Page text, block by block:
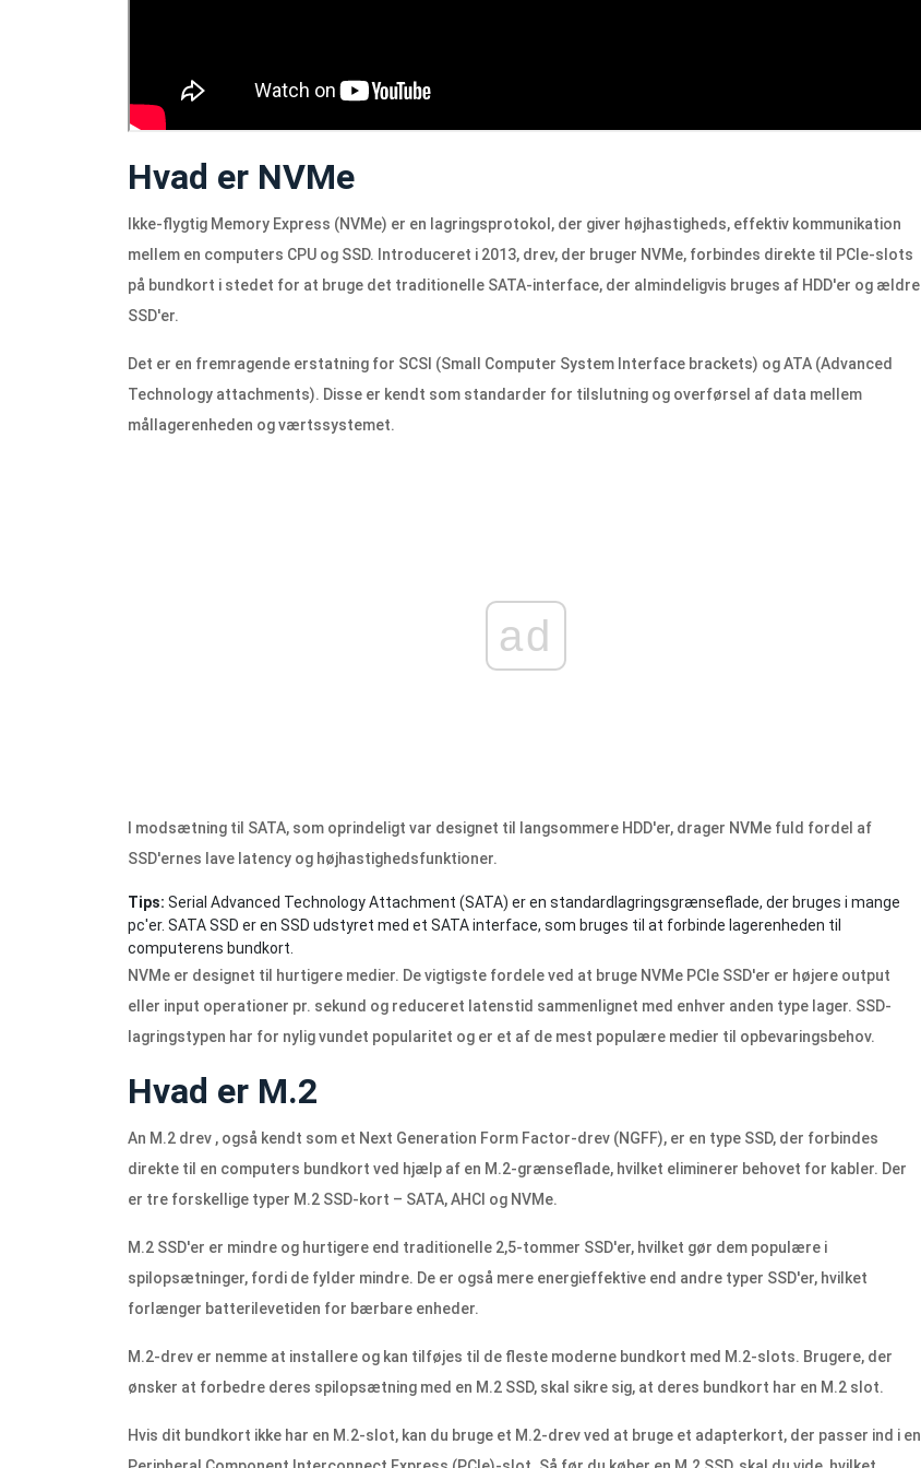
Hvad er NVMe
Ikke-flygtig Memory Express (NVMe) er en lagringsprotokol, der giver højhastigheds, effektiv kommunikation
mellem en computers CPU og SSD. Introduceret i 2013, drev, der bruger NVMe, forbindes direkte til PCIe-slots
på bundkort i stedet for at bruge det traditionelle SATA-interface, der almindeligvis bruges af HDD'er og ældre
SSD'er.
Det er en fremragende erstatning for SCSI (Small Computer System Interface brackets) og ATA (Advanced
Technology attachments). Disse er kendt som standarder for tilslutning og overførsel af data mellem
mållagerenheden og værtssystemet.
ad
I modsætning til SATA, som oprindeligt var designet til langsommere HDD'er, drager NVMe fuld fordel af
SSD'ernes lave latency og højhastighedsfunktioner.
Tips: Serial Advanced Technology Attachment (SATA) er en standardlagringsgrænseflade, der bruges i mange
pc'er. SATA SSD er en SSD udstyret med et SATA interface, som bruges til at forbinde lagerenheden til
computerens bundkort.
NVMe er designet til hurtigere medier. De vigtigste fordele ved at bruge NVMe PCIe SSD'er er højere output
eller input operationer pr. sekund og reduceret latenstid sammenlignet med enhver anden type lager. SSD-
lagringstypen har for nylig vundet popularitet og er et af de mest populære medier til opbevaringsbehov.
Hvad er M.2
An M.2 drev , også kendt som et Next Generation Form Factor-drev (NGFF), er en type SSD, der forbindes
direkte til en computers bundkort ved hjælp af en M.2-grænseflade, hvilket eliminerer behovet for kabler. Der
er tre forskellige typer M.2 SSD-kort – SATA, AHCI og NVMe.
M.2 SSD'er er mindre og hurtigere end traditionelle 2,5-tommer SSD'er, hvilket gør dem populære i
spilopsætninger, fordi de fylder mindre. De er også mere energieffektive end andre typer SSD'er, hvilket
forlænger batterilevetiden for bærbare enheder.
M.2-drev er nemme at installere og kan tilføjes til de fleste moderne bundkort med M.2-slots. Brugere, der
ønsker at forbedre deres spilopsætning med en M.2 SSD, skal sikre sig, at deres bundkort har en M.2 slot.
Hvis dit bundkort ikke har en M.2-slot, kan du bruge et M.2-drev ved at bruge et adapterkort, der passer ind i en